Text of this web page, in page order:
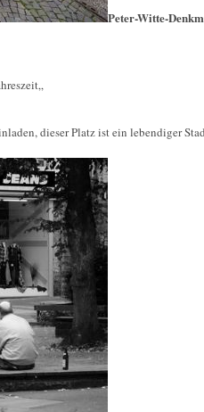
Peter-Witte-
dieser Platz ist ein lebendiger